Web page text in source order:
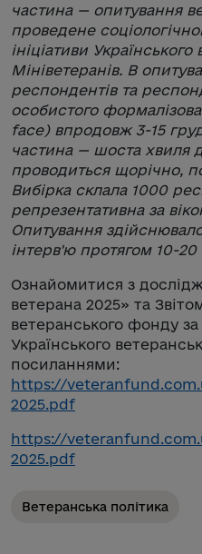
частина — опитування
проведене
ініціативи
Мініветеранів. В
респондентів та
особистого
face) впродовж 3-15
частина — шоста хвиля
проводиться щорічно,
Вибірка склала 1000
репрезентативна за
Опитування
інтерв'ю протягом 10-
Ознайомитися з
ветерана 2025» та
ветеранського фонду
Українського
посиланнями:
https://
2025.pdf
https://
2025.pdf
Ветеранська політика